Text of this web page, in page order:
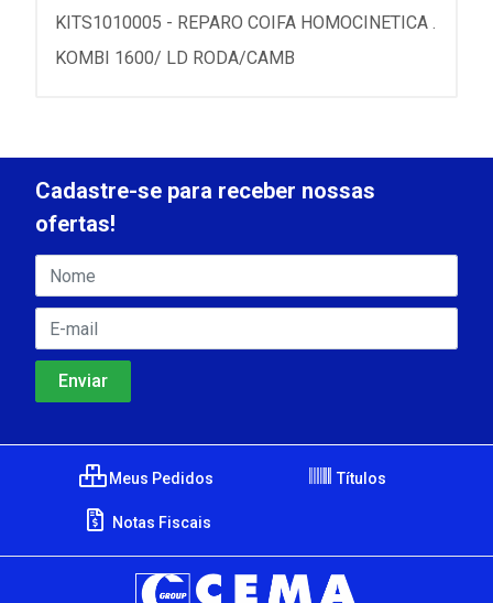
KITS1010005 - REPARO COIFA HOMOCINETICA .
KOMBI 1600/ LD RODA/CAMB
Cadastre-se para receber nossas
ofertas!
Meus Pedidos Títulos
Notas Fiscais